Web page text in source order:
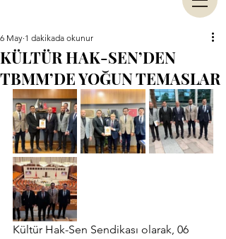
KÜLTÜR HAK-SEN’DEN
TBMM’DE YOĞUN TEMASLAR
6 May 1 dakikada okunur
Kültür Hak-Sen Sendikası olarak, 06